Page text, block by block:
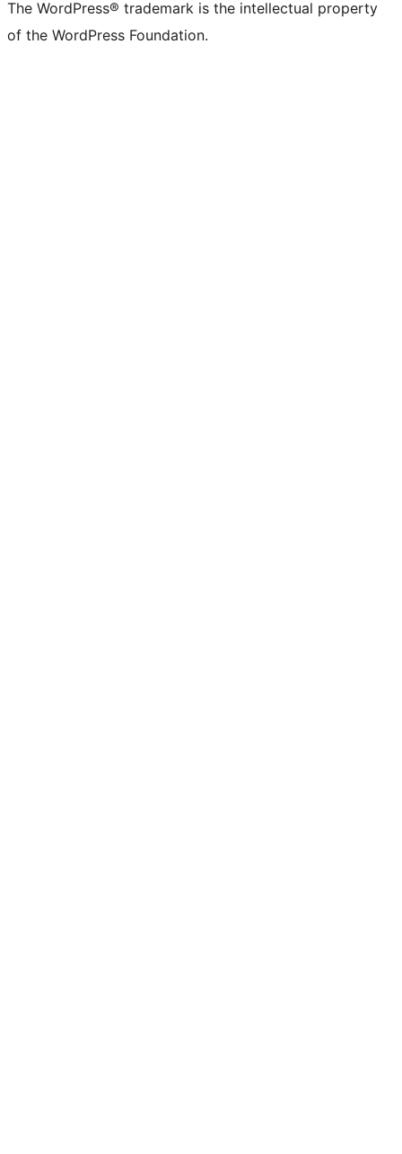
The WordPress® trademark is the intellectual property
of the WordPress Foundation.